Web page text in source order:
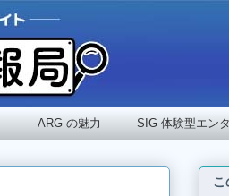
ARG の魅力 SIG-体験型エン
こ